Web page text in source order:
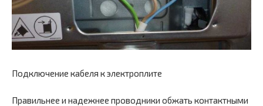
Подключение кабеля к электроплите
Правильнее и надежнее проводники обжать контактными